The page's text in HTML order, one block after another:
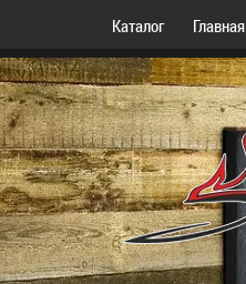
Каталог Главная